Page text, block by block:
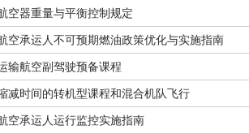
空器重量与平衡控制规定
空承运人不可预期燃油政策优化与实施指南
输航空副驾驶预备课程
减时间的转机型课程和混合机队飞行
空承运人运行监控实施指南